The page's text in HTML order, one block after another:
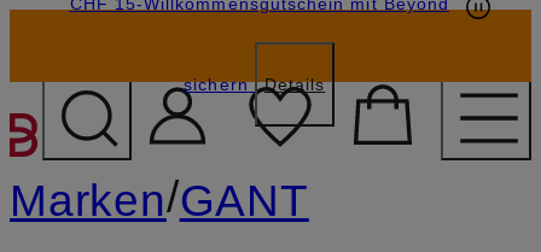
ZUM HAUPTINHALT
sichern Details
Marken/GANT